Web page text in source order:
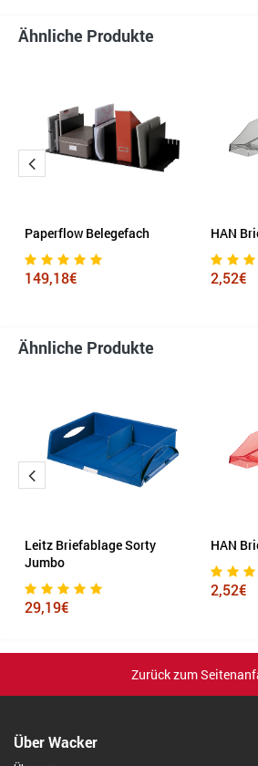
Ähnliche Produkte
Paperflow Belegefach
149,18€
HAN
2,52€
Ähnliche Produkte
Leitz Briefablage Sorty
Jumbo
29,19€
HAN
2,52€
Zurück zum
Über Wacker